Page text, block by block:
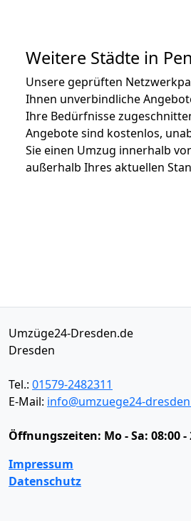
Weitere Städte in
Unsere geprüften
Ihnen unverbindliche
Ihre Bedürfnisse
Angebote sind kostenlos,
Sie einen Umzug innerhalb
außerhalb Ihres aktuellen
Umzüge24-Dresden.de
Dresden
Tel.: 01579-2482311
E-Mail: info@umzuege24-
Öffnungszeiten: Mo - Sa: 08:00
Impressum
Datenschutz